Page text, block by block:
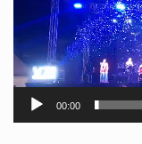
00:00